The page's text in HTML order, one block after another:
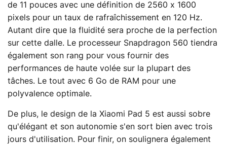
de 11 pouces avec une définition de 2560 x 1600
pixels pour un taux de rafraîchissement en 120 Hz.
Autant dire que la fluidité sera proche de la perfection
sur cette dalle. Le processeur Snapdragon 560 tiendra
également son rang pour vous fournir des
performances de haute volée sur la plupart des
tâches. Le tout avec 6 Go de RAM pour une
polyvalence optimale.
De plus, le design de la Xiaomi Pad 5 est aussi sobre
qu'élégant et son autonomie s'en sort bien avec trois
jours d'utilisation. Pour finir, on soulignera également